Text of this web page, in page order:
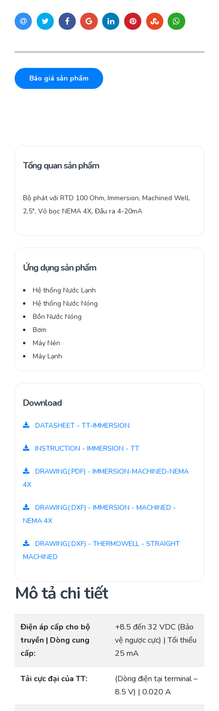
Báo giá sản phẩm
Tổng quan sản phẩm
Bộ phát với RTD 100 Ohm, Immersion, Machined Well,
2,5″, Vỏ bọc NEMA 4X, Đầu ra 4-20mA
Ứng dụng sản phẩm
Hệ thống Nước Lạnh
Hệ thống Nước Nóng
Bồn Nước Nóng
Bơm
Máy Nén
Máy Lạnh
Download
DATASHEET - TT-IMMERSION
INSTRUCTION - IMMERSION - TT
DRAWING(.PDF) - IMMERSION-MACHINED-NEMA
4X
DRAWING(.DXF) - IMMERSION - MACHINED -
NEMA 4X
DRAWING(.DXF) - THERMOWELL - STRAIGHT
MACHINED
Mô tả chi tiết
Điện áp cấp cho bộ
truyền | Dòng cung
cấp:
+8.5 đến 32 VDC (Bảo
vệ ngược cực) | Tối thiểu
25 mA
Tải cực đại của TT:
(Dòng điện tại terminal –
8.5 V) | 0.020 A